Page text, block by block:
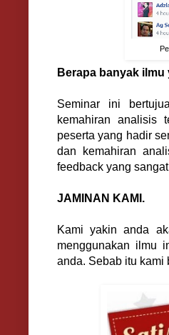
Berapa banyak
Seminar ini
kemahiran analisis
peserta yang hadir
dan kemahiran
feedback yang
JAMINAN KAMI.
Kami yakin anda
menggunakan ilmu
anda. Sebab itu kami